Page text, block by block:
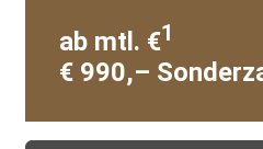
ab mtl. €1
€ 990,–